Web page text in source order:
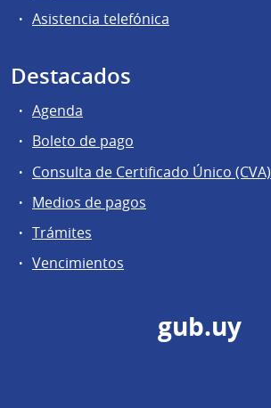
Asistencia telefónica
Destacados
Agenda
Boleto de pago
Consulta de Certificado Único (CVA)
Medios de pagos
Trámites
Vencimientos
gub.uy